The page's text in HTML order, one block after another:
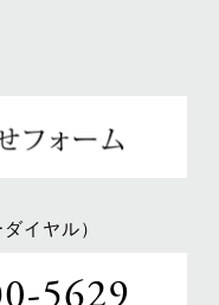
イヤル）